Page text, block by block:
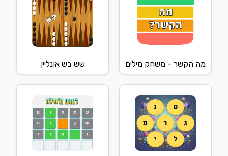
מה הקשר - משחק מילים שש בש אונליין